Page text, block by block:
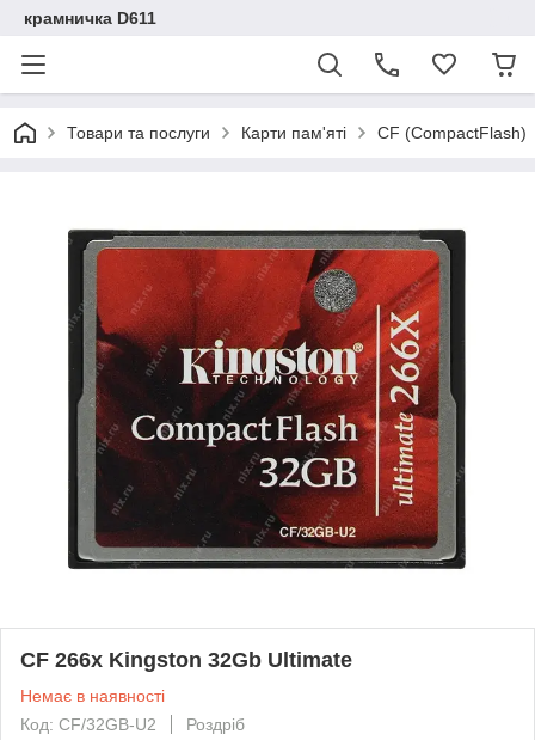
крамничка D611
Товари та послуги Карти пам'яті CF (CompactFlash)
CF 266x Kingston 32Gb Ultimate
Немає в наявності
Код: CF/32GB-U2
Роздріб